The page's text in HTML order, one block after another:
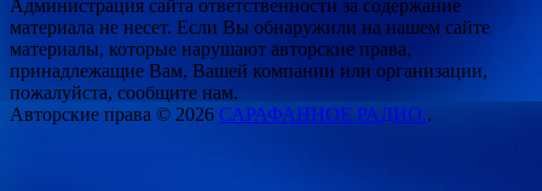
Администрация сайта ответственности за содержание
материала не несет. Если Вы обнаружили на нашем сайте
материалы, которые нарушают авторские права,
принадлежащие Вам, Вашей компании или организации,
пожалуйста, сообщите нам.
Авторские права © 2026 САРАФАННОЕ РАДИО..